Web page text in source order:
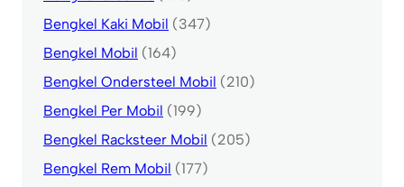
Bengkel Kaki Mobil (347)
Bengkel Mobil (164)
Bengkel Ondersteel Mobil (210)
Bengkel Per Mobil (199)
Bengkel Racksteer Mobil (205)
Bengkel Rem Mobil (177)